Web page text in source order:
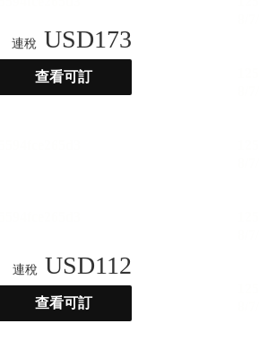
連稅 USD173
查看可訂
連稅 USD112
查看可訂